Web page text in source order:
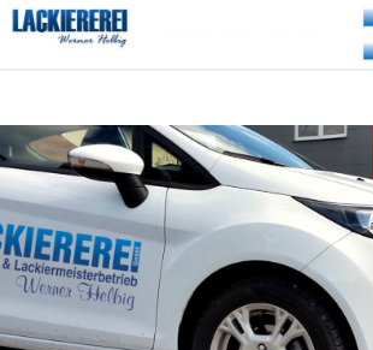
Startseite
Unternehmen
Leistungen